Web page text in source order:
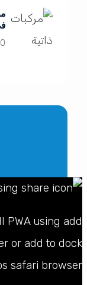
20
PWA using add
or add to dock
safari browser